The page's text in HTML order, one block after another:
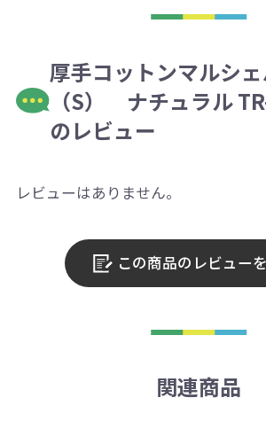
厚手コットンマルシ
（S） ナチュラル
のレビュー
レビューはありません。
この商品のレビュー
関連商品